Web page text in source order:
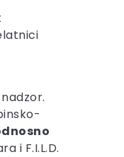
i F.I.L.D.